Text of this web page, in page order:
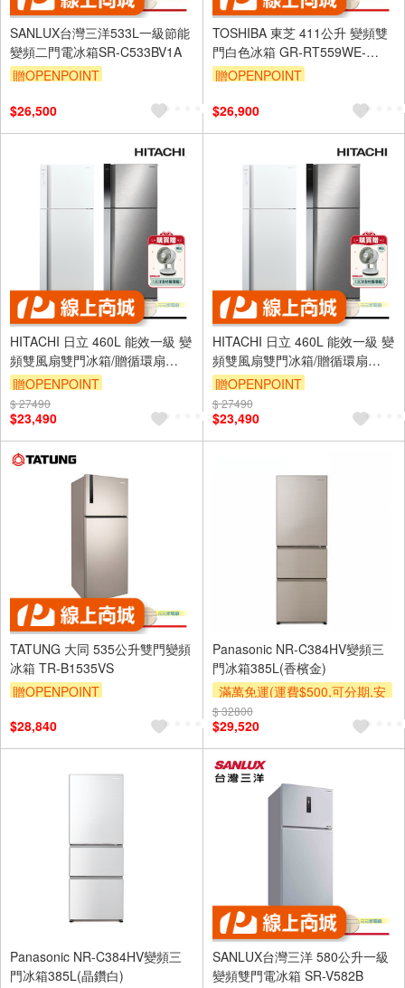
SANLUX台灣三洋533L一級節能
變頻二門電冰箱SR-C533BV1A
贈OPENPOINT
$26,500
TOSHIBA 東芝 411公升 變頻雙
門白色冰箱 GR-RT559WE-
PGT(B5)
贈OPENPOINT
$26,900
HITACHI 日立 460L 能效一級 變
頻雙風扇雙門冰箱/贈循環扇
RV469-PWH
贈OPENPOINT
$ 27490
$23,490
HITACHI 日立 460L 能效一級 變
頻雙風扇雙門冰箱/贈循環扇
RV469-BSL
贈OPENPOINT
$ 27490
$23,490
TATUNG 大同 535公升雙門變頻
冰箱 TR-B1535VS
贈OPENPOINT
$28,840
Panasonic NR-C384HV變頻三
門冰箱385L(香檳金)
滿萬免運(運費$500,可分期,安
裝跨區費另計,單品未滿1萬元
及使用6期以上分期0利率,需付
基本安裝運費)
下單贈
$ 32800
$29,520
Panasonic NR-C384HV變頻三
門冰箱385L(晶鑽白)
SANLUX台灣三洋 580公升一級
變頻雙門電冰箱 SR-V582B